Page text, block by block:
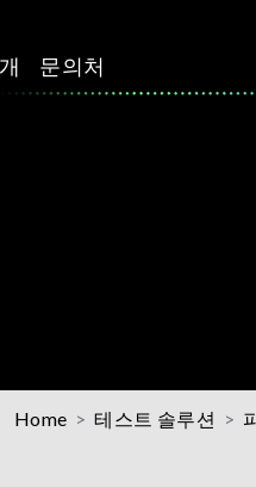
문의처
Home 테스트 솔루션